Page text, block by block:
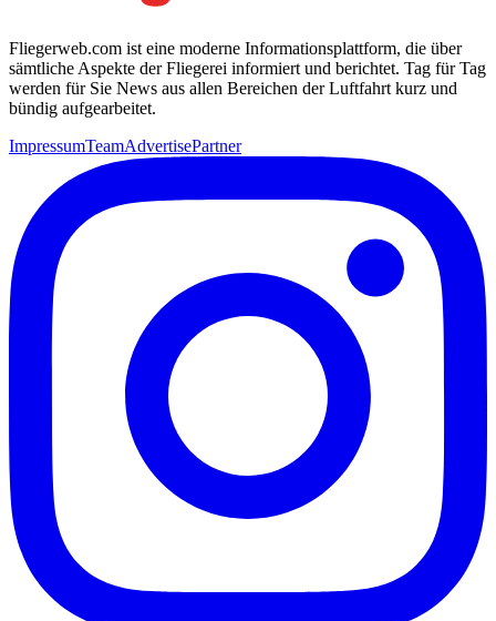
Fliegerweb.com ist eine moderne Informationsplattform, die über
sämtliche Aspekte der Fliegerei informiert und berichtet. Tag für Tag
werden für Sie News aus allen Bereichen der Luftfahrt kurz und
bündig aufgearbeitet.
ImpressumTeamAdvertisePartner